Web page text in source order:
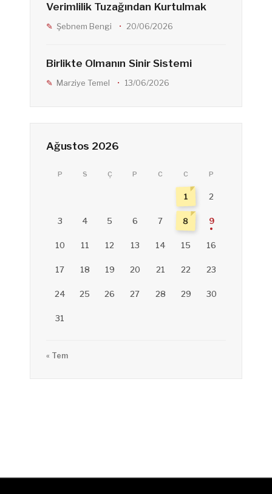
Verimlilik Tuzağından Kurtulmak
Şebnem Bengi 20/06/2026
Birlikte Olmanın Sinir Sistemi
Marziye Temel 13/06/2026
Ağustos 2026
P S Ç P C C P
1 2
3 4 5 6 7 8 9
10 11 12 13 14 15 16
17 18 19 20 21 22 23
24 25 26 27 28 29 30
31
« Tem